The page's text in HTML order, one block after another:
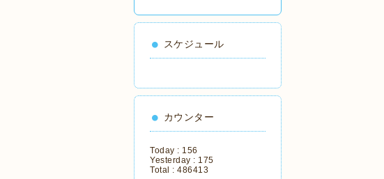
スケジュール
カウンター
Today : 156
Yesterday : 175
Total : 486413